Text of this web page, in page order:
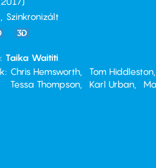
Szinkronizált
Taika Waititi
Chris Hemsworth
Tom Hiddleston
Tessa Thompson
Karl Urban